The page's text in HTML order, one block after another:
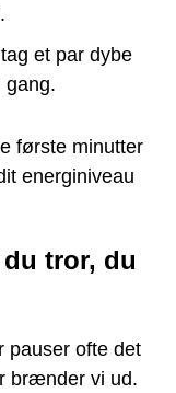
et par dybe
gang.
første minutter
energiniveau
tror, du
pauser ofte det
brænder vi ud.